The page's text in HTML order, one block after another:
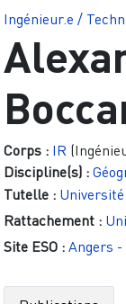
Ingénieur.e /
Corps : IR
Discipline(s) :
Tutelle :
Rattachement :
Site ESO : Angers -